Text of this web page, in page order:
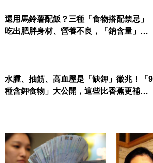
還用馬鈴薯配飯？三種「食物搭配禁忌」
吃出肥胖身材、營養不良，「鈉含量」爆
水腫、抽筋、高血壓是「缺鉀」徵兆！「9
種含鉀食物」大公開，這些比香蕉更補鉀